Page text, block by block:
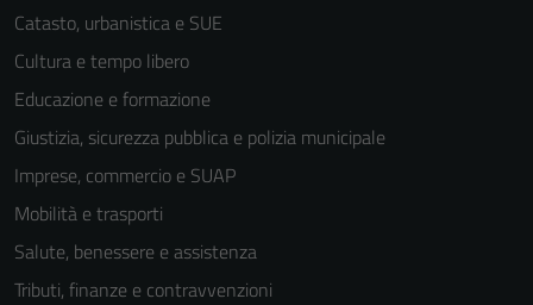
Catasto, urbanistica e SUE
Cultura e tempo libero
Educazione e formazione
Giustizia, sicurezza pubblica e polizia municipale
Imprese, commercio e SUAP
Mobilità e trasporti
Salute, benessere e assistenza
Tributi, finanze e contravvenzioni